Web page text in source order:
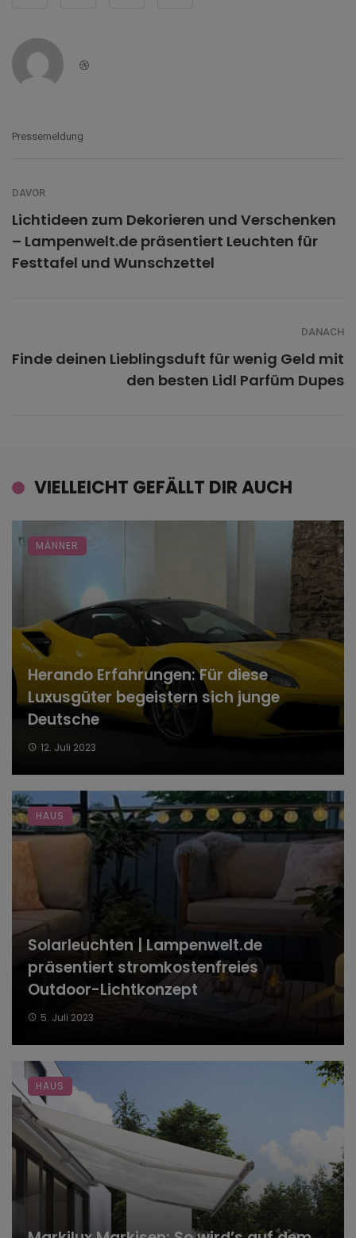
Dribbble
Pressemeldung
DAVOR
Lichtideen zum Dekorieren und Verschenken
– Lampenwelt.de präsentiert Leuchten für
Festtafel und Wunschzettel
DANACH
Finde deinen Lieblingsduft für wenig Geld mit
den besten Lidl Parfüm Dupes
VIELLEICHT GEFÄLLT DIR AUCH
Herando Erfahrungen: Für diese
Luxusgüter begeistern sich junge
Deutsche
12. Juli 2023
MÄNNER
Solarleuchten | Lampenwelt.de
präsentiert stromkostenfreies
Outdoor-Lichtkonzept
5. Juli 2023
HAUS
HAUS